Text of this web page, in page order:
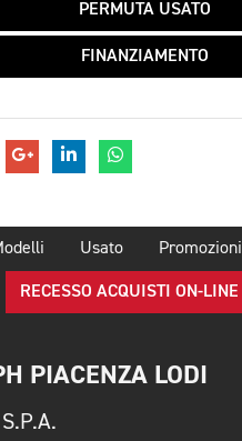
PERMUTA USATO
FINANZIAMENTO
Usato Promozioni
RECESSO ACQUISTI ON-LINE
PIACENZA LODI